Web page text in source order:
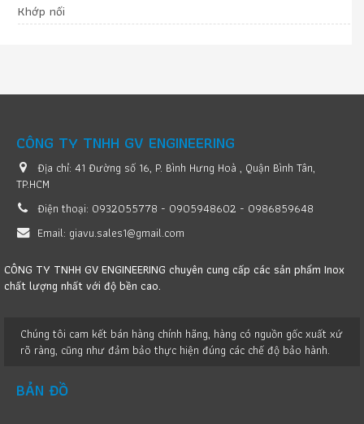
Khớp nối
CÔNG TY TNHH GV ENGINEERING
Địa chỉ: 41 Đường số 16, P. Bình Hưng Hoà , Quận Bình Tân,
TP.HCM
Điện thoại: 0932055778 - 0905948602 - 0986859648
Email: giavu.sales1@gmail.com
CÔNG TY TNHH GV ENGINEERING chuyên cung cấp các sản phẩm Inox
chất lượng nhất với độ bền cao.
Chúng tôi cam kết bán hàng chính hãng, hàng có nguồn gốc xuất xứ
rõ ràng, cũng như đảm bảo thực hiện đúng các chế độ bảo hành.
BẢN ĐỒ